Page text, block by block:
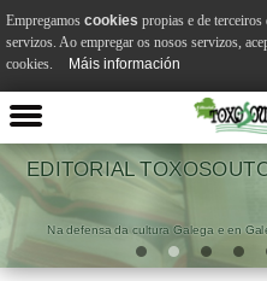
EDITORIAL
Na defensa da cultura Galega e en
Empregamos cookies propias e de
servizos. Ao empregar os nosos servizos,
cookies.
Máis información